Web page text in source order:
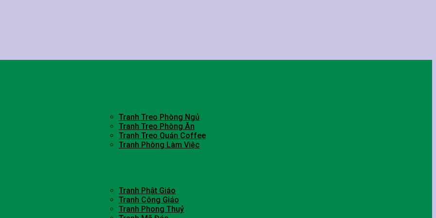
Tranh Treo Phòng Ngủ
Tranh Treo Phòng Ăn
Tranh Treo Quán Coffee
Tranh Phòng Làm Việc
Tranh Phật Giáo
Tranh Công Giáo
Tranh Phong Thuỷ